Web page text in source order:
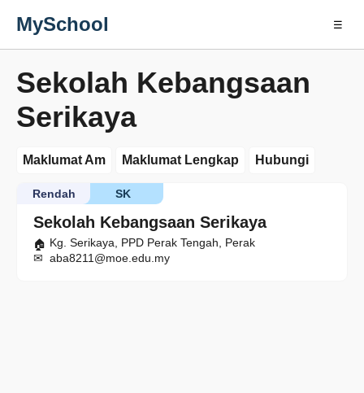
MySchool ☰
Sekolah Kebangsaan
Serikaya
Maklumat Am Maklumat Lengkap Hubungi
Sekolah Kebangsaan Serikaya
SK
Rendah
Kg. Serikaya, PPD Perak Tengah, Perak
aba8211@moe.edu.my